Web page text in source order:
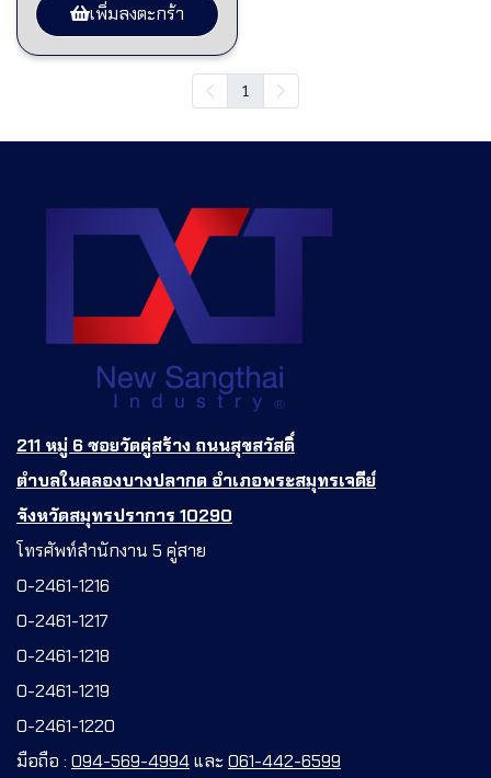
เพิ่มลงตะกร้า
1
211 หมู่ 6 ซอยวัดคู่สร้าง ถนนสุขสวัสดิ์
ตำบลในคลองบางปลากด อำเภอพระสมุทรเจดีย์
จังหวัดสมุทรปราการ 10290
โทรศัพท์สำนักงาน 5 คู่สาย
0-2461-1216
0-2461-1217
0-2461-1218
0-2461-1219
0-2461-1220
มือถือ : 094-569-4994และ061-442-6599